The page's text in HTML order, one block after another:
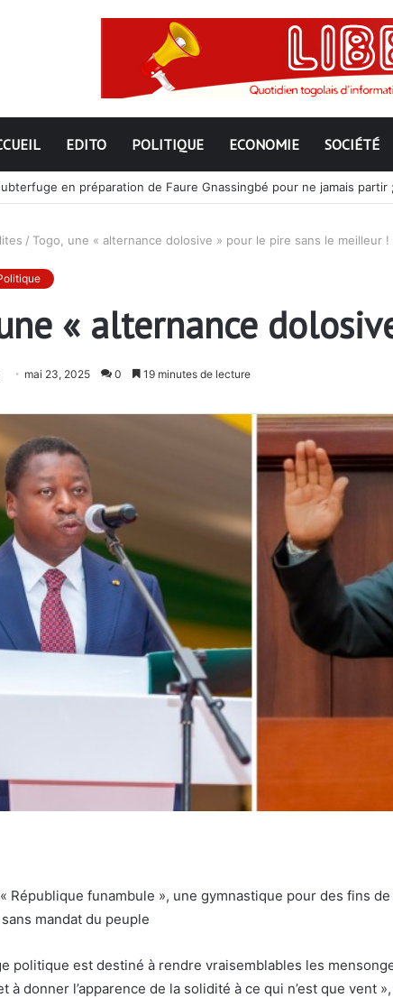
EDITO POLITIQUE ECONOMIE SOCIÉTÉ
en préparation de Faure Gnassingbé pour ne jamais
/ Togo, une « alternance dolosive » pour le pire sans le meilleur !
« alternance
mai 23, 2025 0 19 minutes de lecture
République funambule », une gymnastique pour des fins
mandat du peuple
politique est destiné à rendre vraisemblables les
à donner l’apparence de la solidité à ce qui n’est que vent